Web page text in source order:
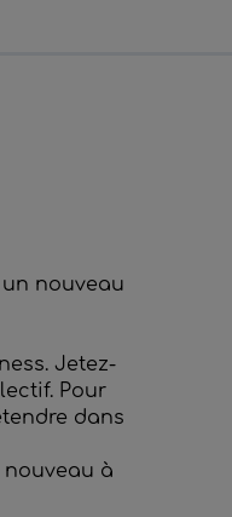
nouveau
Jetez-
Pour
dans
nouveau à